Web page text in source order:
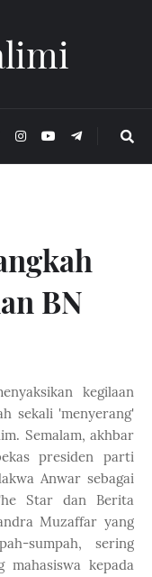
BN
kegilaan
sekali 'menyerang'
Semalam, akhbar
presiden parti
Anwar sebagai
Star dan Berita
Muzaffar yang
sumpah, sering
mahasiswa kepada